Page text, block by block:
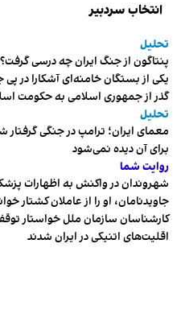
انتخاب سردبیر
تحلیل
پنتاگون از جنگ ایران چه درسی گرفت؟
یکی از بستگان خامنه‌ای آشکارا در پی
گذر از جمهوری اسلامی به حکومت
تحلیل
معمای ایران؛ ترامپ در جنگی گرفتار
برای آن دیده نمی‌شود
روایت شما
شهروندان در واکنش به اظهارات
جاویدنامان، او را از عاملان کشتار
کارشناسان سازمان ملل خواستار
اقلیت‌های اتنیکی در ایران شدند